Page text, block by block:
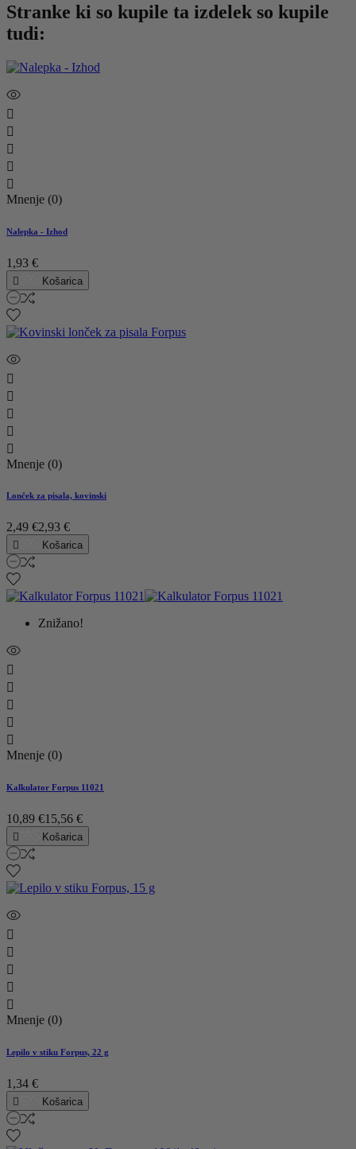
Stranke ki so kupile ta izdelek so kupile
tudi:





Mnenje (0)
Nalepka - Izhod
1,93 €
 Košarica





Mnenje (0)
Lonček za pisala, kovinski
2,49 €2,93 €
 Košarica
Znižano!





Mnenje (0)
Kalkulator Forpus 11021
10,89 €15,56 €
 Košarica





Mnenje (0)
Lepilo v stiku Forpus, 22 g
1,34 €
 Košarica